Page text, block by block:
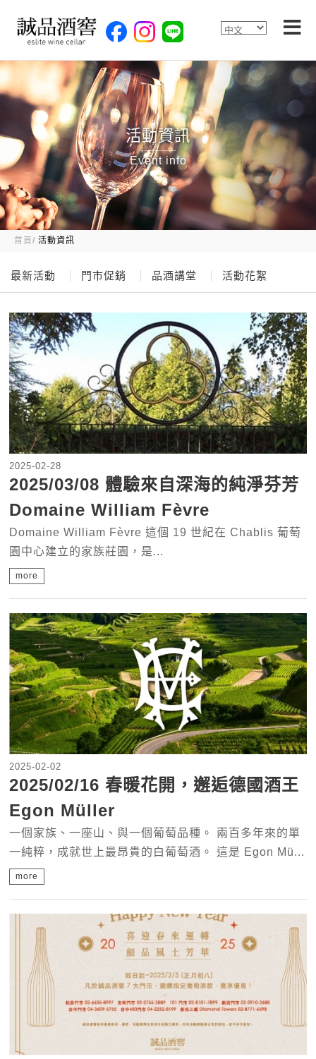
活動資訊
Event info
首頁 活動資訊
最新活動 門市促銷 品酒講堂 活動花絮
2025-02-28
2025/03/08 體驗來自深海的純淨芬芳
Domaine William Fèvre
Domaine William Fèvre 這個 19 世紀在 Chablis 葡萄
園中心建立的家族莊園，是...
more
2025-02-02
2025/02/16 春暖花開，邂逅德國酒王
Egon Müller
一個家族、一座山、與一個葡萄品種。 兩百多年來的單
一純粹，成就世上最昂貴的白葡萄酒。 這是 Egon Mü...
more